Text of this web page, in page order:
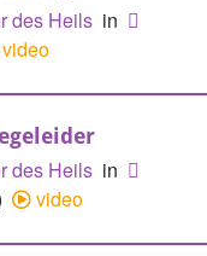
des Heils in
video
des Heils in
video